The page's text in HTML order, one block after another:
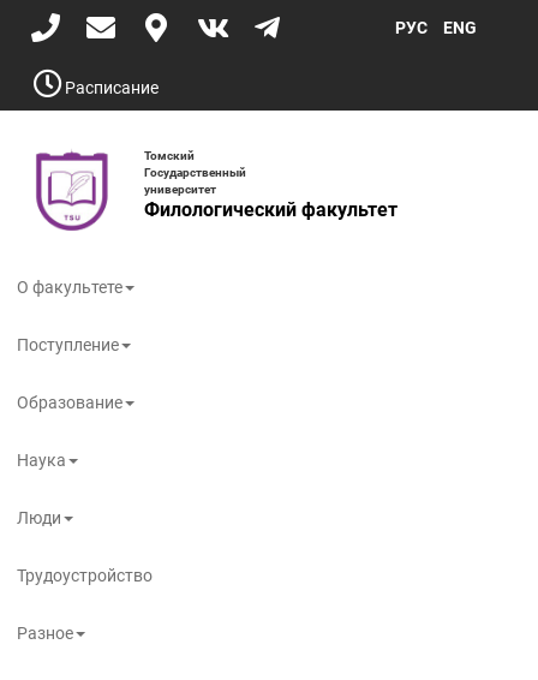
Перейти
содержаниюРасписание
РУС ENG
Томский
Государственный
университет
Филологический факультет
О факультете
Поступление
Образование
Наука
Люди
Трудоустройство
Разное